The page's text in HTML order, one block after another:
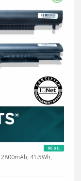
96 pz.
41.5Wh,